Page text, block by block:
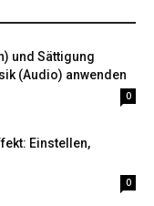
und Sättigung
(Audio) anwenden
0
Einstellen,
0